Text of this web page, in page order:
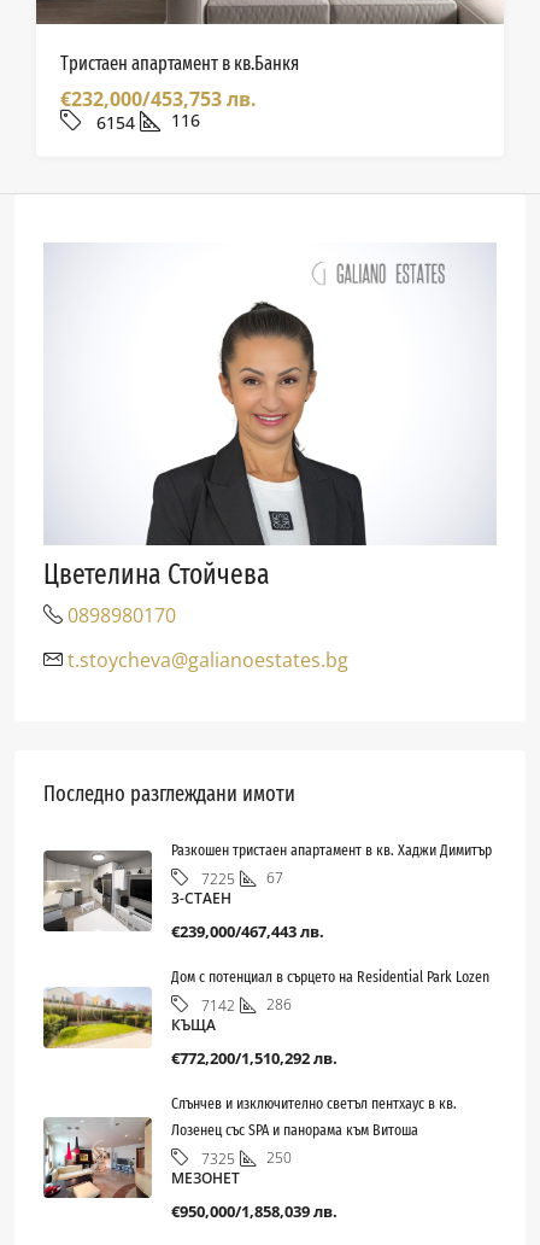
Тристаен апартамент в кв.Банкя
€232,000/453,753 лв.
6154 116
Цветелина Стойчева
0898980170
t.stoycheva@galianoestates.bg
Последно разглеждани имоти
Разкошен тристаен апартамент в кв. Хаджи Димитър
7225
67
3-СТАЕН
€239,000/467,443 лв.
Дом с потенциал в сърцето на Residential Park Lozen
7142
286
КЪЩА
€772,200/1,510,292 лв.
Слънчев и изключително светъл пентхаус в кв.
Лозенец със SPA и панорама към Витоша
7325
250
МЕЗОНЕТ
€950,000/1,858,039 лв.